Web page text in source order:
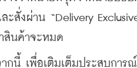
ะสั่งผ่าน “Delivery
สินค้าจะหมด
เพื่อเติมเต็มประสบการณ์